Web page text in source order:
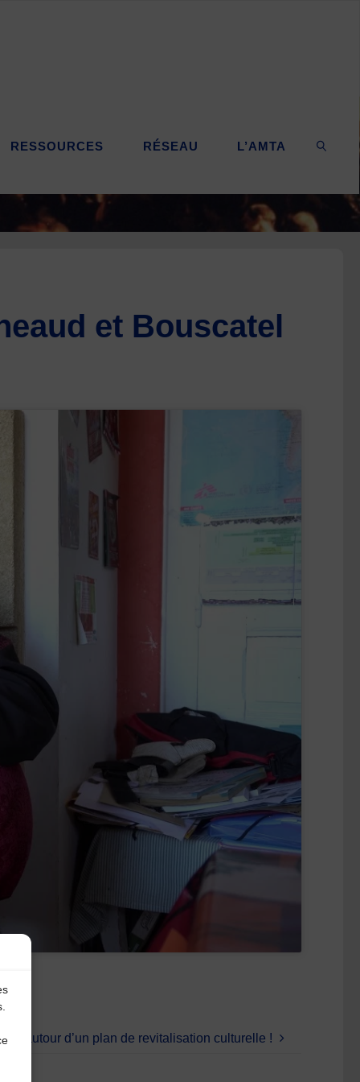
RESSOURCES RÉSEAU L’AMTA
et Bouscatel
autour d’un plan de revitalisation culturelle !